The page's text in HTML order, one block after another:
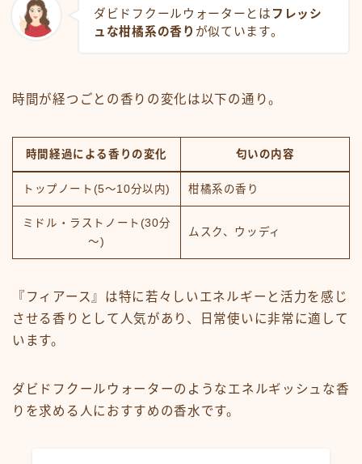
ダビドフクールウォーターとは フレッシ
ュな柑橘系の香り が似ています。
時間が経つごとの香りの変化は以下の通り。
時間経過による香りの変化 匂いの内容
トップノート(5～10分以内) 柑橘系の香り
ミドル・ラストノート(30分
～)
ムスク、ウッディ
『フィアース』は特に若々しいエネルギーと活力を感じ
させる香りとして人気があり、日常使いに非常に適して
います。
ダビドフクールウォーターのようなエネルギッシュな香
りを求める人におすすめの香水です。